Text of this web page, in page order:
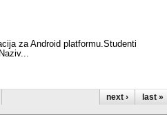
za Android platformu.Studenti
next › last »